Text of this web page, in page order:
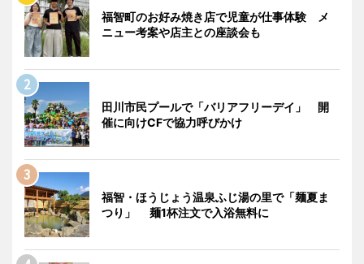
福智町のお好み焼き店で児童が仕事体験 メ
ニュー考案や店主との座談会も
田川市民プールで「バリアフリーデイ」 開
催に向けCFで協力呼びかけ
福智・ほうじょう温泉ふじ湯の里で「麺夏ま
つり」 麺1杯注文で入浴無料に